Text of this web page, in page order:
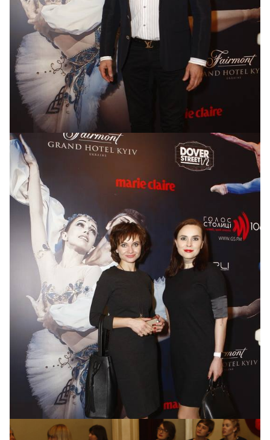
Виталий Борисюк
Анна Панова и Анастасия Даугуле